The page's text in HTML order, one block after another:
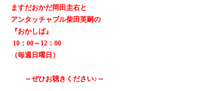
ますだおかだ岡田圭右と
アンタッチャブル柴田英嗣の
『おかしば』
10：00～12：00
（毎週日曜日）
～ぜひお聴きください♪～